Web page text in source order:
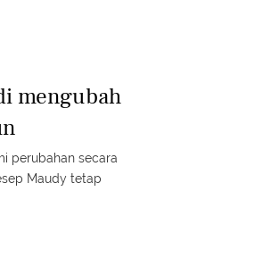
mengubah
perubahan secara
Maudy tetap